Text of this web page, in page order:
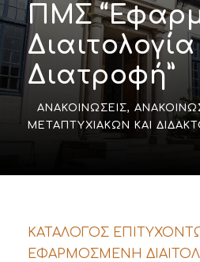
ΠΜΣ
Διαιτολογία
Διατροφή”
ΑΝΑΚΟΙΝΏΣΕΙΣ,
ΜΕΤΑΠΤΥΧΙΑΚΏΝ ΚΑΙ
ΚΑΤΑΛΟΓΟΣ
ΕΦΑΡΜΟΣΜΕΝΗ